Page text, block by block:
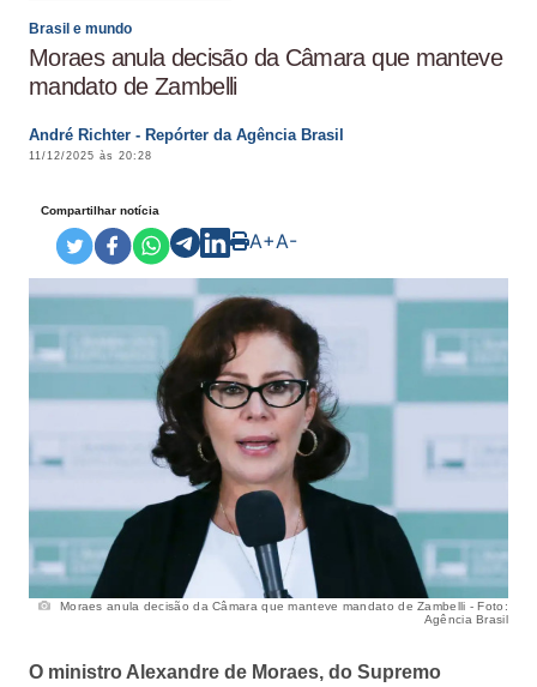
Brasil e mundo
Moraes anula decisão da Câmara que manteve
mandato de Zambelli
André Richter - Repórter da Agência Brasil
11/12/2025 às 20:28
Compartilhar notícia
A+A-
Moraes anula decisão da Câmara que manteve mandato de Zambelli - Foto:
Agência Brasil
O ministro Alexandre de Moraes, do Supremo